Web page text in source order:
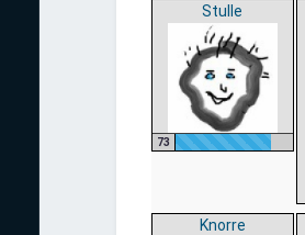
Stulle
73
Knorre